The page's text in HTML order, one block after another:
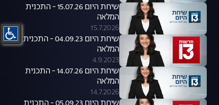
שיחת היום 15.07.26 - התכנית
המלאה
15.7.2026
שיחת היום 04.09.23 - התכנית
המלאה
4.9.2023
שיחת היום 14.07.26 - התכנית
המלאה
14.7.2026